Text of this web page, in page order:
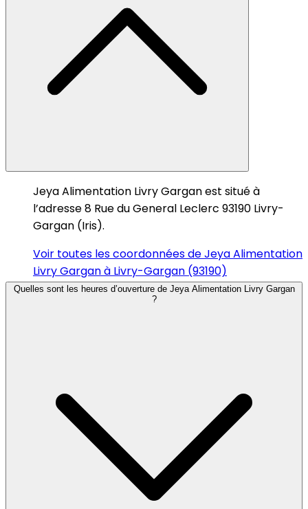
Jeya Alimentation Livry Gargan est situé à
l’adresse 8 Rue du General Leclerc 93190 Livry-
Gargan (Iris).
Voir toutes les coordonnées de Jeya Alimentation
Livry Gargan à Livry-Gargan (93190)
Quelles sont les heures d’ouverture de Jeya Alimentation Livry Gargan
?